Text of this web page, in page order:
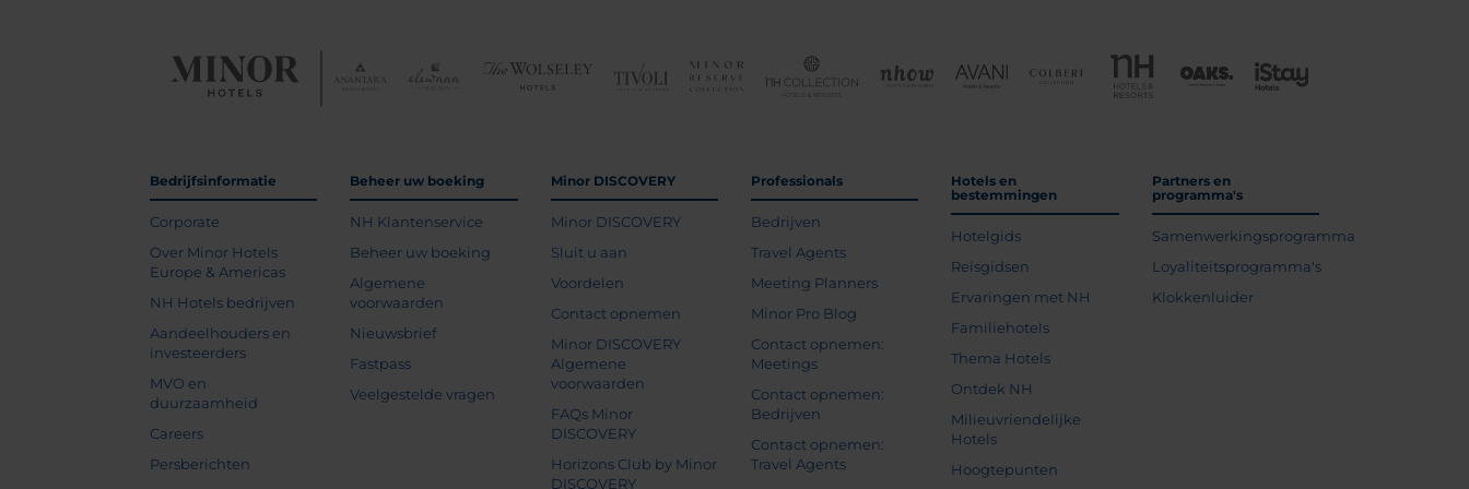
Bedrijfsinformatie
Corporate
Over Minor Hotels
Europe & Americas
NH Hotels bedrijven
Aandeelhouders en
investeerders
MVO en
duurzaamheid
Careers
Persberichten
Beheer uw boeking
NH Klantenservice
Beheer uw boeking
Algemene
voorwaarden
Nieuwsbrief
Fastpass
Veelgestelde vragen
Minor DISCOVERY
Minor DISCOVERY
Sluit u aan
Voordelen
Contact opnemen
Minor DISCOVERY
Algemene
voorwaarden
FAQs Minor
DISCOVERY
Horizons Club by Minor
DISCOVERY
Professionals
Bedrijven
Travel Agents
Meeting Planners
Minor Pro Blog
Contact opnemen:
Meetings
Contact opnemen:
Bedrijven
Contact opnemen:
Travel Agents
Hotels en
bestemmingen
Hotelgids
Reisgidsen
Ervaringen met NH
Familiehotels
Thema Hotels
Ontdek NH
Milieuvriendelijke
Hotels
Hoogtepunten
Partners en
programma's
Samenwerkingsprogramma
Loyaliteitsprogramma's
Klokkenluider